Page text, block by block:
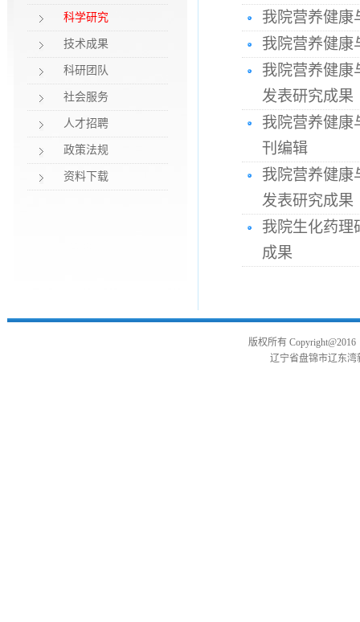
科学研究
技术成果
科研团队
社会服务
人才招聘
政策法规
资料下载
我院营养健康
我院营养健康
我院营养健康
发表研究成果
我院营养健康
刊编辑
我院营养健康
发表研究成果
我院生化药理
成果
版权所有 Copyright@2016
辽宁省盘锦市辽